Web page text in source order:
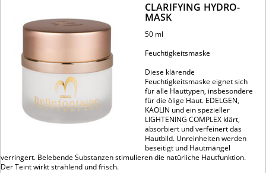
CLARIFYING HYDRO-
MASK
50 ml
Feuchtigkeitsmaske
Diese klärende
Feuchtigkeitsmaske eignet sich
für alle Hauttypen, insbesondere
für die ölige Haut. EDELGEN,
KAOLIN und ein spezieller
LIGHTENING COMPLEX klärt,
absorbiert und verfeinert das
Hautbild. Unreinheiten werden
beseitigt und Hautmängel
verringert. Belebende Substanzen stimulieren die natürliche Hautfunktion.
Der Teint wirkt strahlend und frisch.